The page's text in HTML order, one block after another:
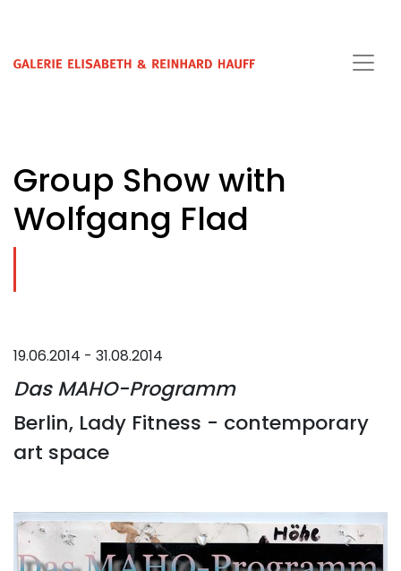
Group Show with
Wolfgang Flad
19.06.2014 - 31.08.2014
Das MAHO-Programm
Berlin, Lady Fitness - contemporary
art space